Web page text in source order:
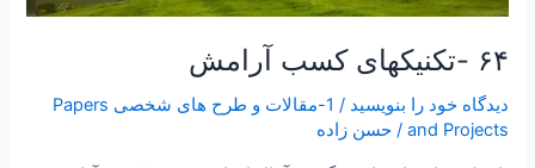
۶۴ -تکنیکهای کسب آرامش
دیدگاه‌ خود را بنویسید /
1-مقالات و طرح های شخصی Papers
and Projects
/حسن زاده